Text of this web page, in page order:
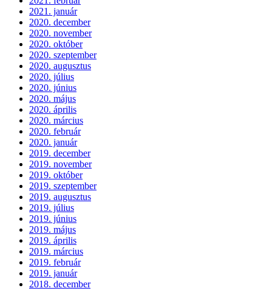
2021. január
2020. december
2020. november
2020. október
2020. szeptember
2020. augusztus
2020. július
2020. június
2020. május
2020. április
2020. március
2020. február
2020. január
2019. december
2019. november
2019. október
2019. szeptember
2019. augusztus
2019. július
2019. június
2019. május
2019. április
2019. március
2019. február
2019. január
2018. december